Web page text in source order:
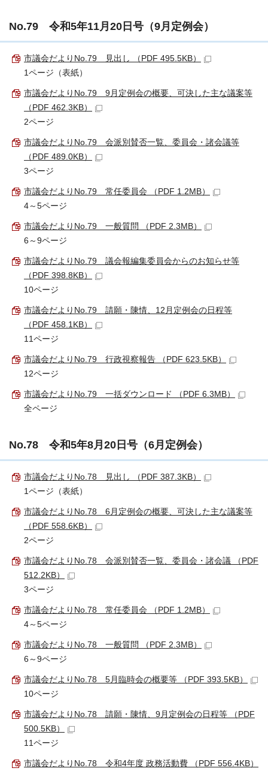
No.79 令和5年11月20日号（9月定例会）
市議会だよりNo.79＿見出し （PDF 495.5KB）
1ページ（表紙）
市議会だよりNo.79＿9月定例会の概要、可決した主な議案等
（PDF 462.3KB）
2ページ
市議会だよりNo.79＿会派別賛否一覧、委員会・諸会議等
（PDF 489.0KB）
3ページ
市議会だよりNo.79＿常任委員会 （PDF 1.2MB）
4～5ページ
市議会だよりNo.79＿一般質問 （PDF 2.3MB）
6～9ページ
市議会だよりNo.79＿議会報編集委員会からのお知らせ等
（PDF 398.8KB）
10ページ
市議会だよりNo.79＿請願・陳情、12月定例会の日程等
（PDF 458.1KB）
11ページ
市議会だよりNo.79＿行政視察報告 （PDF 623.5KB）
12ページ
市議会だよりNo.79＿一括ダウンロード （PDF 6.3MB）
全ページ
No.78 令和5年8月20日号（6月定例会）
市議会だよりNo.78＿見出し （PDF 387.3KB）
1ページ（表紙）
市議会だよりNo.78＿6月定例会の概要、可決した主な議案等
（PDF 558.6KB）
2ページ
市議会だよりNo.78＿会派別賛否一覧、委員会・諸会議 （PDF
512.2KB）
3ページ
市議会だよりNo.78＿常任委員会 （PDF 1.2MB）
4～5ページ
市議会だよりNo.78＿一般質問 （PDF 2.3MB）
6～9ページ
市議会だよりNo.78＿5月臨時会の概要等 （PDF 393.5KB）
10ページ
市議会だよりNo.78＿請願・陳情、9月定例会の日程等 （PDF
500.5KB）
11ページ
市議会だよりNo.78＿令和4年度 政務活動費 （PDF 556.4KB）